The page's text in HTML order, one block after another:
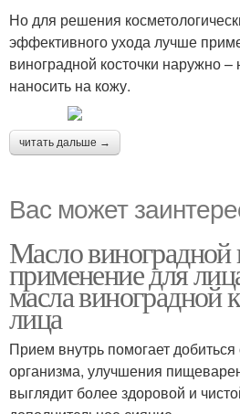
Но для решения
эффективного ухода лучше
виноградной косточки наружно
наносить на кожу.
читать дальше →
Вас может
Масло виноградной
применение для
масла виноградной
лица
Прием внутрь помогает
организма, улучшения
выглядит более здоровой и